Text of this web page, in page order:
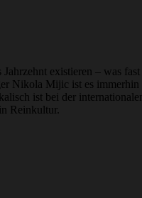
existieren – was
Mijic ist es
ist bei der
Reinkultur.